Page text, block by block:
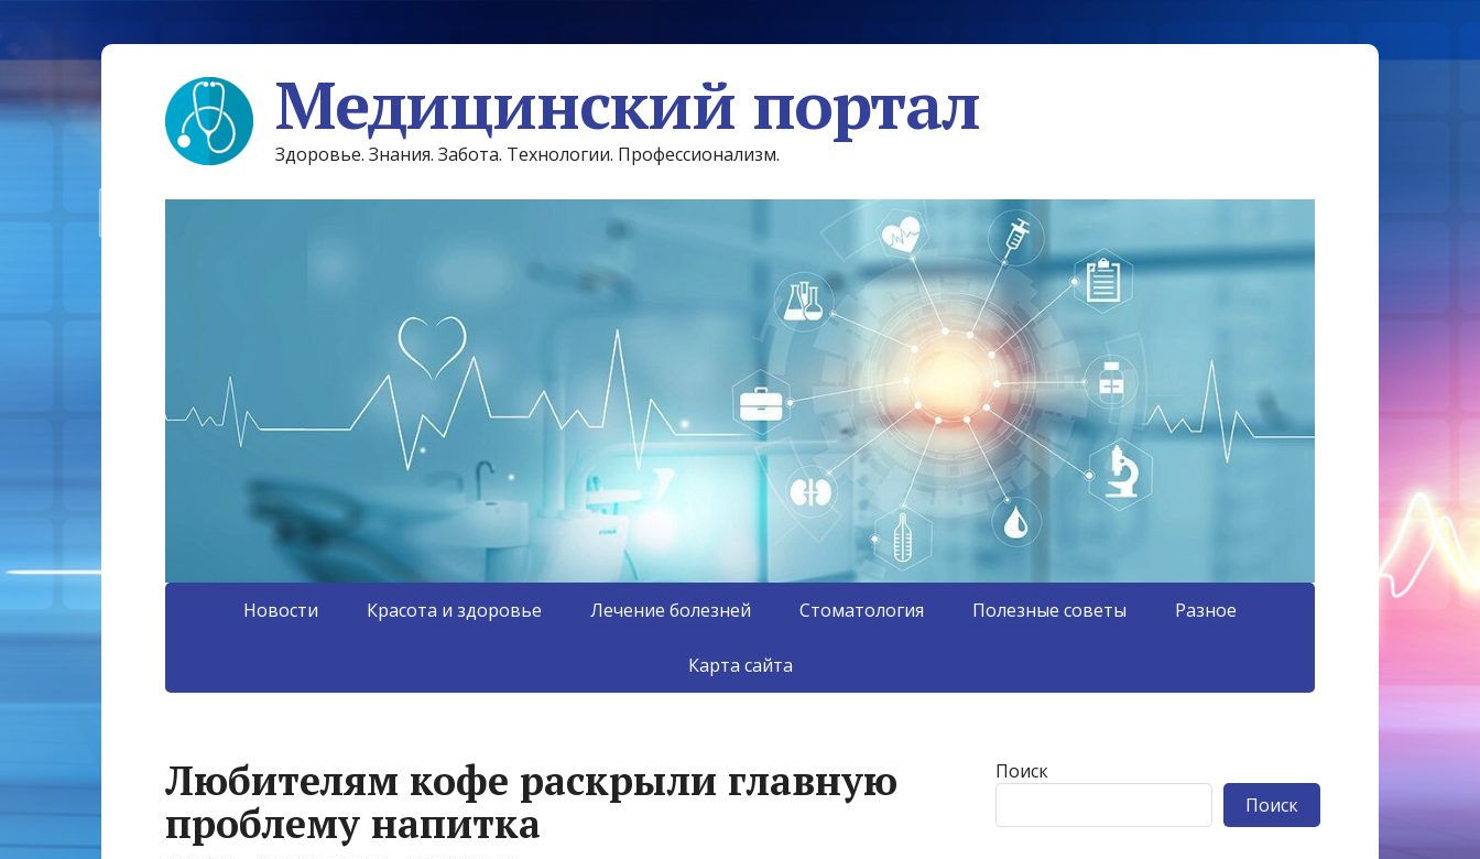
Медицинский портал
Здоровье. Знания. Забота. Технологии. Профессионализм.
Новости Красота и здоровье Лечение болезней Стоматология Полезные советы Разное
Карта сайта
Любителям кофе раскрыли главную
проблему напитка
Поиск
Поиск